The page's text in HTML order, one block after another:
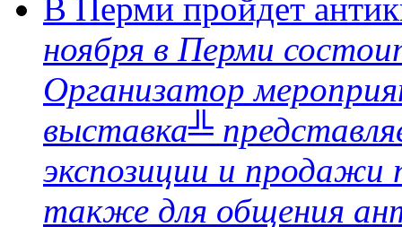
В Перми пройдет
ноября в Перми
Организатор
выставка╩
экспозиции и
также для общения